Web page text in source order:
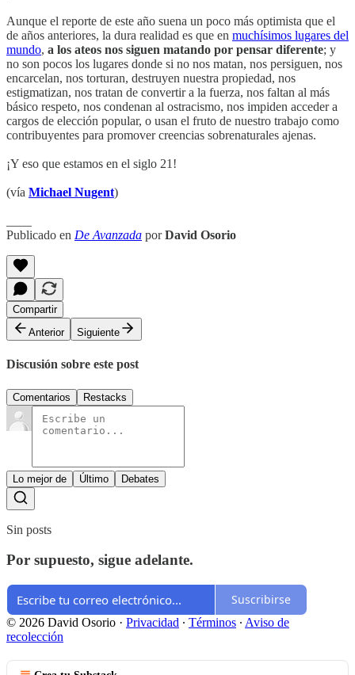
Aunque el reporte de este año suena un poco más optimista que el
de años anteriores, la dura realidad es que en muchísimos lugares del
mundo, a los ateos nos siguen matando por pensar diferente; y
no son pocos los lugares donde si no nos matan, nos persiguen, nos
encarcelan, nos torturan, destruyen nuestra propiedad, nos
estigmatizan, nos tratan de convertir a la fuerza, nos faltan al más
básico respeto, nos condenan al ostracismo, nos impiden acceder a
cargos de elección popular, o usan el fruto de nuestro trabajo como
contribuyentes para promover creencias sobrenaturales ajenas.
¡Y eso que estamos en el siglo 21!
(vía Michael Nugent)
Publicado en De Avanzada porDavid Osorio
Compartir
Anterior
Siguiente
Discusión sobre este post
Comentarios Restacks
Lo mejor de Último Debates
Sin posts
Por supuesto, sigue adelante.
Suscribirse
© 2026 David Osorio · Privacidad ∙ Términos ∙ Aviso de
recolección